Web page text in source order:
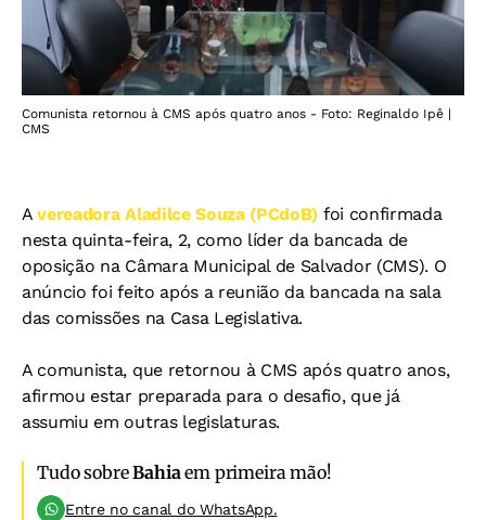
Comunista retornou à CMS após quatro anos - Foto: Reginaldo Ipê |
CMS
Avereadora Aladilce Souza (PCdoB) foi confirmada
nesta quinta-feira, 2, como líder da bancada de
oposição na Câmara Municipal de Salvador (CMS). O
anúncio foi feito após a reunião da bancada na sala
das comissões na Casa Legislativa.
A comunista, que retornou à CMS após quatro anos,
afirmou estar preparada para o desafio, que já
assumiu em outras legislaturas.
Tudo sobreBahiaem primeira mão!
Entre no canal do WhatsApp.